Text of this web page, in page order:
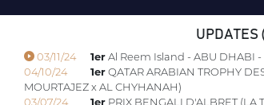
03/11/24 1erAl Reem Island - ABU DHABI -
04/10/24
1erQATAR ARABIAN TROPHY
MOURTAJEZ x AL CHYHANAH)
03/07/24
1erPRIX BENGALI D'ALBRET (LA